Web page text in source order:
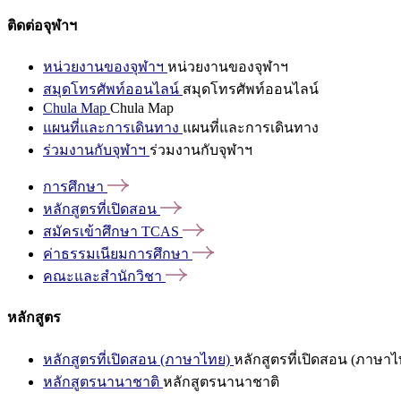
ติดต่อจุฬาฯ
หน่วยงานของจุฬาฯ หน่วยงานของจุฬาฯ
สมุดโทรศัพท์ออนไลน์ สมุดโทรศัพท์ออนไลน์
Chula Map Chula Map
แผนที่และการเดินทาง แผนที่และการเดินทาง
ร่วมงานกับจุฬาฯ ร่วมงานกับจุฬาฯ
การศึกษา
หลักสูตรที่เปิดสอน
สมัครเข้าศึกษา TCAS
ค่าธรรมเนียมการศึกษา
คณะและสำนักวิชา
หลักสูตร
หลักสูตรที่เปิดสอน (ภาษาไทย) หลักสูตรที่เปิดสอน (ภาษาไ
หลักสูตรนานาชาติ หลักสูตรนานาชาติ